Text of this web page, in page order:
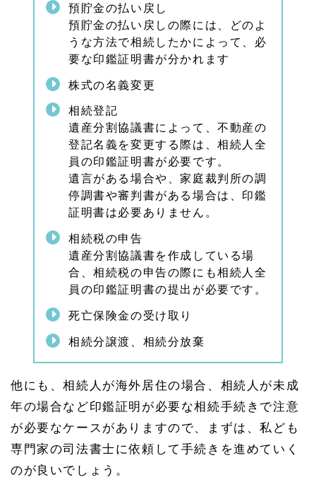
預貯金の払い戻し
預貯金の払い戻しの際には、どのよ
うな方法で相続したかによって、必
要な印鑑証明書が分かれます
株式の名義変更
相続登記
遺産分割協議書によって、不動産の
登記名義を変更する際は、相続人全
員の印鑑証明書が必要です。
遺言がある場合や、家庭裁判所の調
停調書や審判書がある場合は、印鑑
証明書は必要ありません。
相続税の申告
遺産分割協議書を作成している場
合、相続税の申告の際にも相続人全
員の印鑑証明書の提出が必要です。
死亡保険金の受け取り
相続分譲渡、相続分放棄
他にも、相続人が海外居住の場合、相続人が未成
年の場合など印鑑証明が必要な相続手続きで注意
が必要なケースがありますので、まずは、私ども
専門家の司法書士に依頼して手続きを進めていく
のが良いでしょう。